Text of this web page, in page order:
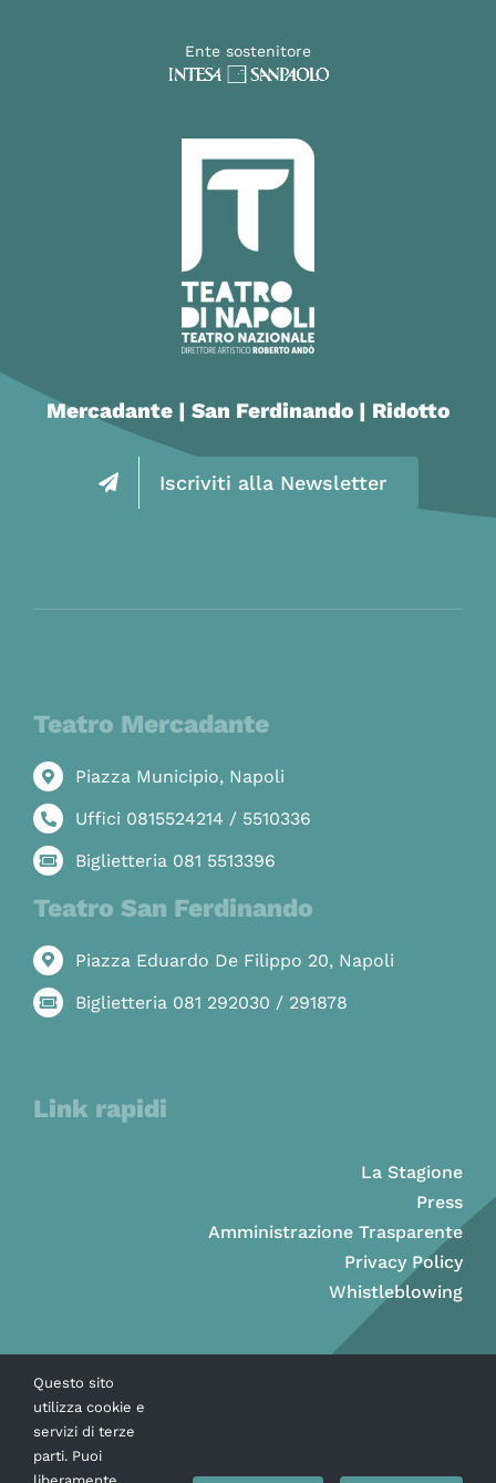
Ente sostenitore
Mercadante | San Ferdinando | Ridotto
Iscriviti alla Newsletter
Teatro Mercadante
Piazza Municipio, Napoli
Uffici 0815524214 / 5510336
Biglietteria 081 5513396
Teatro San Ferdinando
Piazza Eduardo De Filippo 20, Napoli
Biglietteria 081 292030 / 291878
Link rapidi
La Stagione
Press
Amministrazione Trasparente
Privacy Policy
Whistleblowing
Questo sito
utilizza cookie e
servizi di terze
parti. Puoi